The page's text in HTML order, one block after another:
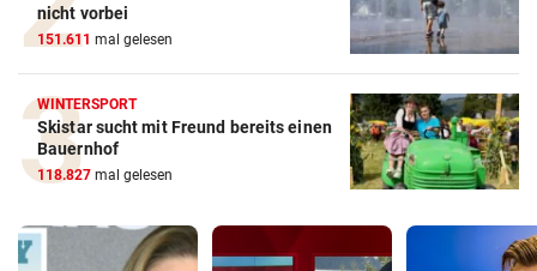
nicht vorbei
151.611 mal gelesen
WINTERSPORT
Skistar sucht mit Freund bereits einen
Bauernhof
118.827 mal gelesen